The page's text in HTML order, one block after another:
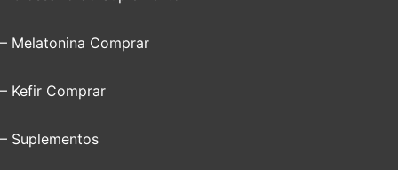
– Melatonina Comprar
– Kefir Comprar
– Suplementos